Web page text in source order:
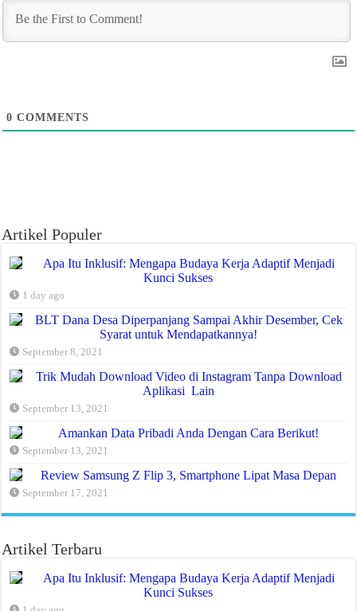
0 COMMENTS
Artikel Populer
Apa Itu Inklusif: Mengapa Budaya Kerja Adaptif Menjadi
Kunci Sukses
1 day ago
BLT Dana Desa Diperpanjang Sampai Akhir Desember, Cek
Syarat untuk Mendapatkannya!
September 8, 2021
Trik Mudah Download Video di Instagram Tanpa Download
Aplikasi Lain
September 13, 2021
Amankan Data Pribadi Anda Dengan Cara Berikut!
September 13, 2021
Review Samsung Z Flip 3, Smartphone Lipat Masa Depan
September 17, 2021
Artikel Terbaru
Apa Itu Inklusif: Mengapa Budaya Kerja Adaptif Menjadi
Kunci Sukses